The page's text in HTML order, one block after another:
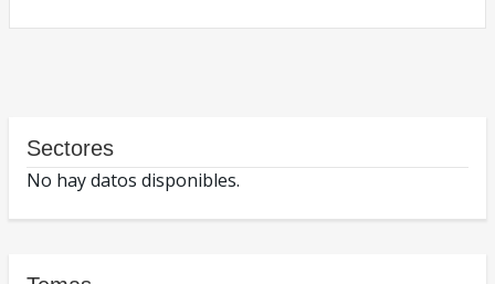
Sectores
No hay datos disponibles.